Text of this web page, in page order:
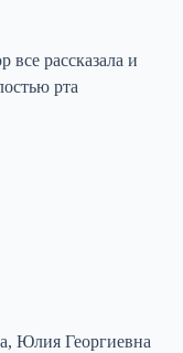
рассказала и
рта
Юлия Георгиевна